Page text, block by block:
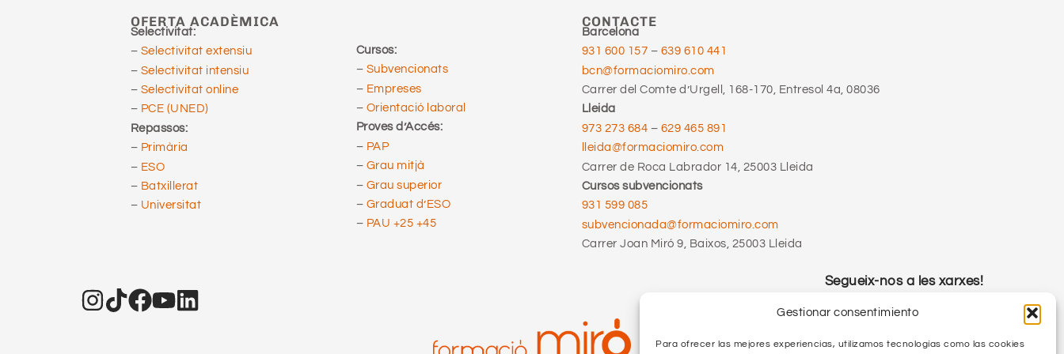
Gestionar consentimiento
Para ofrecer las mejores experiencias, utilizamos tecnologías como las cookies
OFERTA ACADÈMICA
Selectivitat:
– Selectivitat extensiu
– Selectivitat intensiu
– Selectivitat online
– PCE (UNED)
Repassos:
– Primària
– ESO
– Batxillerat
– Universitat
Cursos:
– Subvencionats
– Empreses
– Orientació laboral
Proves d’Accés:
– PAP
– Grau mitjà
– Grau superior
– Graduat d’ESO
– PAU +25 +45
CONTACTE
Barcelona
931 600 157 – 639 610 441
bcn@formaciomiro.com
Carrer del Comte d’Urgell, 168-170, Entresol 4a, 08036
Lleida
973 273 684 – 629 465 891
lleida@formaciomiro.com
Carrer de Roca Labrador 14, 25003 Lleida
Cursos subvencionats
931 599 085
subvencionada@formaciomiro.com
Carrer Joan Miró 9, Baixos, 25003 Lleida
Segueix-nos a les xarxes!